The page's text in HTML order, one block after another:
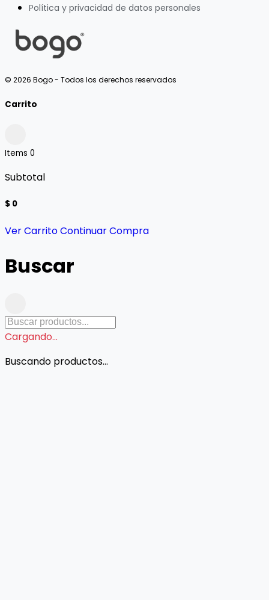
Política y privacidad de datos personales
© 2026 Bogo - Todos los derechos reservados
Carrito
Items 0
Subtotal
$ 0
Ver CarritoContinuar Compra
Buscar
Cargando...
Buscando productos...